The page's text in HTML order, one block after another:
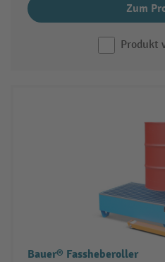
Zum
Produkt
Bauer® Fassheberoller